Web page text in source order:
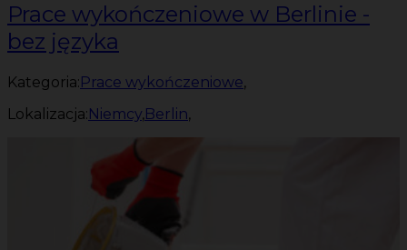
Prace wykończeniowe w Berlinie -
bez języka
Kategoria: Prace wykończeniowe,
Lokalizacja: Niemcy,Berlin,